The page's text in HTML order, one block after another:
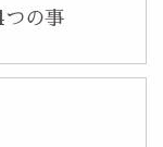
つの事